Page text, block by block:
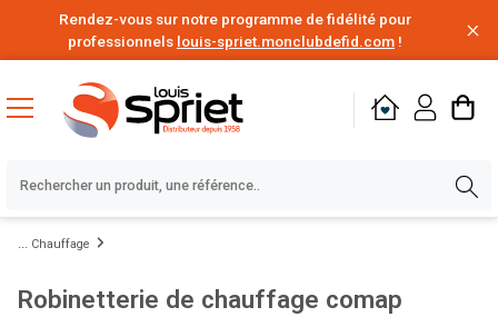
Rendez-vous sur notre programme de fidélité pour
professionnels louis-spriet.monclubdefid.com !
Chauffage
Robinetterie de chauffage comap